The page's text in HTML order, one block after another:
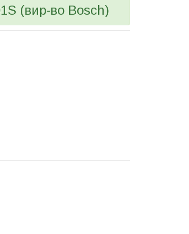
(вир-во Bosch)